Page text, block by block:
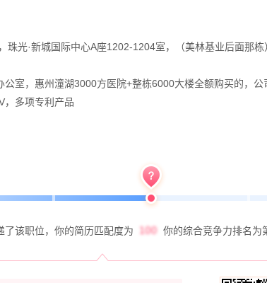
珠光·新城国际中心A座1202-1204室，（美林基业后面那栋
公室，惠州潼湖3000方医院+整栋6000大楼全额购买的，公
，多项专利产品
了该职位，你的简历匹配度为 你的综合竞争力排名为